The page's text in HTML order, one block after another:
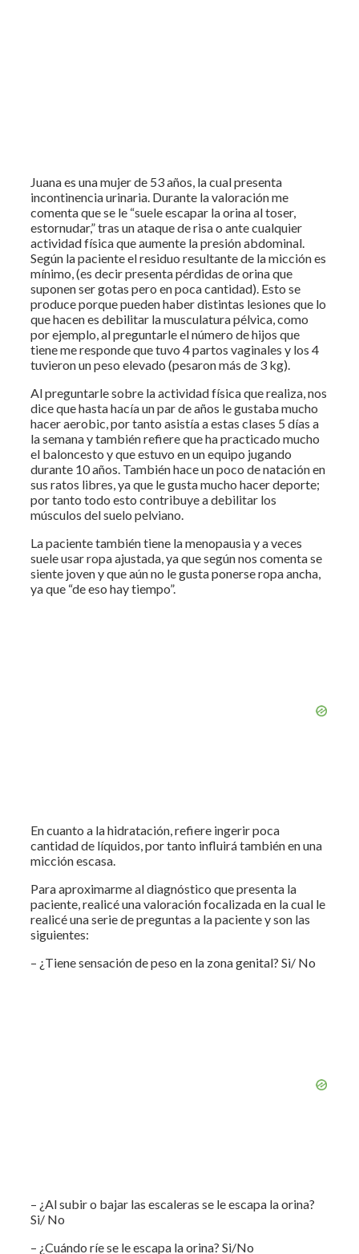
Juana es una mujer de 53 años, la cual presenta
incontinencia urinaria. Durante la valoración me
comenta que se le “suele escapar la orina al toser,
estornudar,” tras un ataque de risa o ante cualquier
actividad física que aumente la presión abdominal.
Según la paciente el residuo resultante de la micción es
mínimo, (es decir presenta pérdidas de orina que
suponen ser gotas pero en poca cantidad). Esto se
produce porque pueden haber distintas lesiones que lo
que hacen es debilitar la musculatura pélvica, como
por ejemplo, al preguntarle el número de hijos que
tiene me responde que tuvo 4 partos vaginales y los 4
tuvieron un peso elevado (pesaron más de 3 kg).
Al preguntarle sobre la actividad física que realiza, nos
dice que hasta hacía un par de años le gustaba mucho
hacer aerobic, por tanto asistía a estas clases 5 días a
la semana y también refiere que ha practicado mucho
el baloncesto y que estuvo en un equipo jugando
durante 10 años. También hace un poco de natación en
sus ratos libres, ya que le gusta mucho hacer deporte;
por tanto todo esto contribuye a debilitar los
músculos del suelo pelviano.
La paciente también tiene la menopausia y a veces
suele usar ropa ajustada, ya que según nos comenta se
siente joven y que aún no le gusta ponerse ropa ancha,
ya que “de eso hay tiempo”.
En cuanto a la hidratación, refiere ingerir poca
cantidad de líquidos, por tanto influirá también en una
micción escasa.
Para aproximarme al diagnóstico que presenta la
paciente, realicé una valoración focalizada en la cual le
realicé una serie de preguntas a la paciente y son las
siguientes:
– ¿Tiene sensación de peso en la zona genital? Si/ No
– ¿Al subir o bajar las escaleras se le escapa la orina?
Si/ No
– ¿Cuándo ríe se le escapa la orina? Si/No